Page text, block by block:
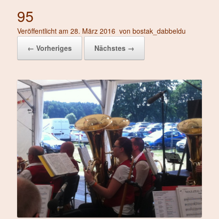
95
Veröffentlicht am 28. März 2016 von bostak_dabbeldu
← Vorheriges
Nächstes →